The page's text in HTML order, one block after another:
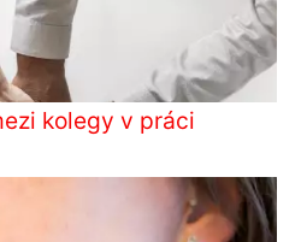
kolegy v práci